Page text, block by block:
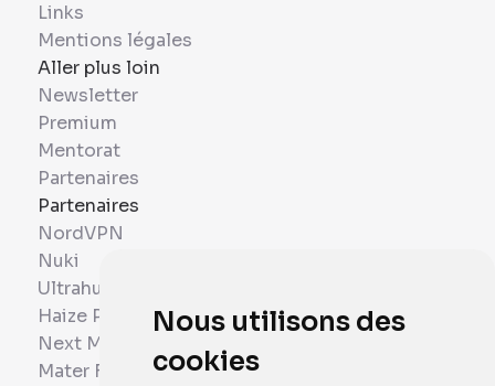
Nous utilisons des
cookies
Links
Mentions légales
Aller plus loin
Newsletter
Premium
Mentorat
Partenaires
Partenaires
NordVPN
Nuki
Ultrahuman
Haize Project
Next Mobiles
Mater France